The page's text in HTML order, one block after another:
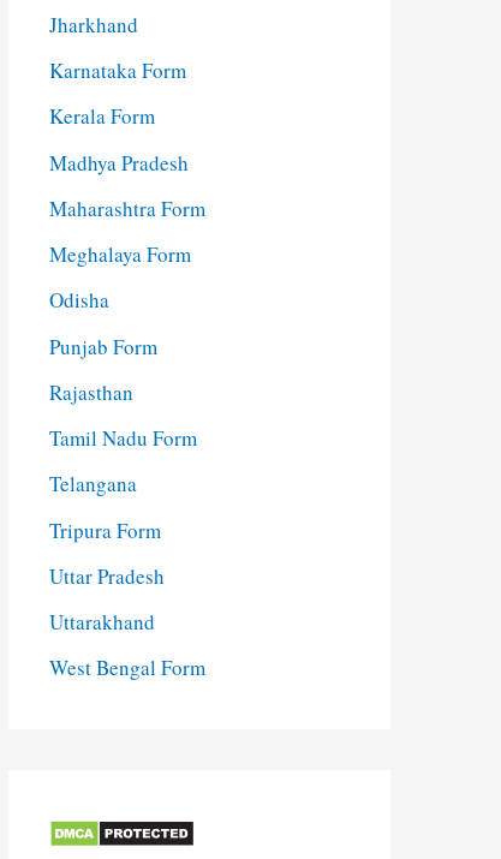
Jharkhand
Karnataka Form
Kerala Form
Madhya Pradesh
Maharashtra Form
Meghalaya Form
Odisha
Punjab Form
Rajasthan
Tamil Nadu Form
Telangana
Tripura Form
Uttar Pradesh
Uttarakhand
West Bengal Form